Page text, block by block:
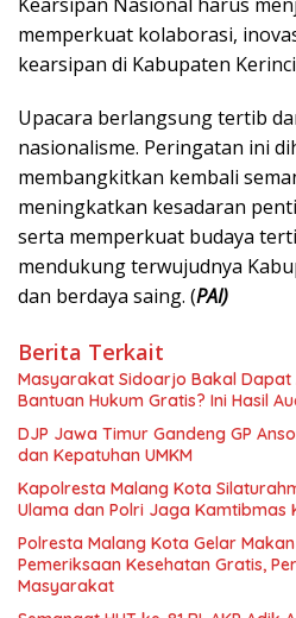
Kearsipan Nasional harus
memperkuat kolaborasi,
kearsipan di Kabupaten
Upacara berlangsung tertib
nasionalisme. Peringatan ini
membangkitkan kembali
meningkatkan kesadaran
serta memperkuat budaya
mendukung terwujudnya
dan berdaya saing. (PAI)
Berita Terkait
Masyarakat Sidoarjo Bakal Dapat
Bantuan Hukum Gratis? Ini Hasil
DJP Jawa Timur Gandeng GP
dan Kepatuhan UMKM
Kapolresta Malang Kota
Ulama dan Polri Jaga Kamtibmas
Polresta Malang Kota Gelar
Pemeriksaan Kesehatan Gratis,
Masyarakat